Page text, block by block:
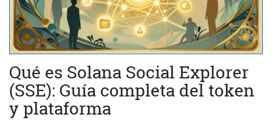
Qué es Solana Social Explorer
(SSE): Guía completa del token
y plataforma